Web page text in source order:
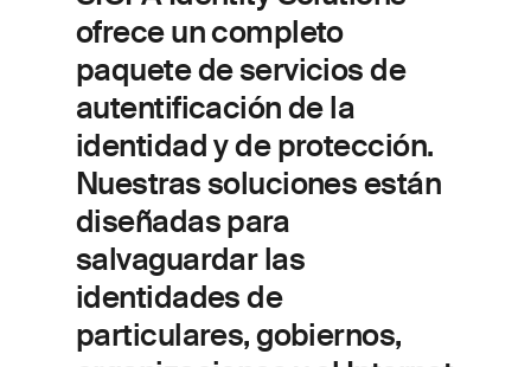
ofrece un completo
paquete de servicios de
autentificación de la
identidad y de protección.
Nuestras soluciones están
diseñadas para
salvaguardar las
identidades de
particulares, gobiernos,